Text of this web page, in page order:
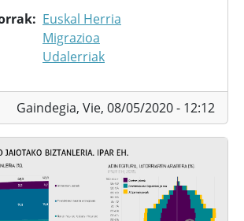
Euskal Herria
Migrazioa
Udalerriak
Gaindegia, Vie, 08/05/2020 - 12:12